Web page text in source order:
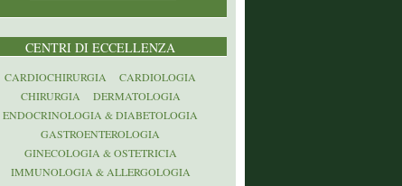
CENTRI DI ECCELLENZA
CARDIOCHIRURGIA
CARDIOLOGIA
CHIRURGIA
DERMATOLOGIA
ENDOCRINOLOGIA & DIABETOLOGIA
GASTROENTEROLOGIA
GINECOLOGIA & OSTETRICIA
IMMUNOLOGIA & ALLERGOLOGIA